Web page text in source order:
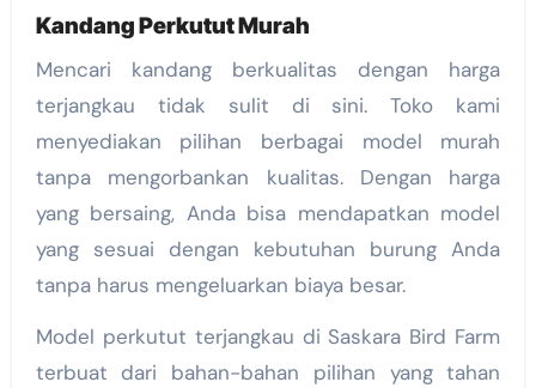
Kandang Perkutut Murah
Mencari kandang berkualitas dengan harga
terjangkau tidak sulit di sini. Toko kami
menyediakan pilihan berbagai model murah
tanpa mengorbankan kualitas. Dengan harga
yang bersaing, Anda bisa mendapatkan model
yang sesuai dengan kebutuhan burung Anda
tanpa harus mengeluarkan biaya besar.
Model perkutut terjangkau di Saskara Bird Farm
terbuat dari bahan-bahan pilihan yang tahan